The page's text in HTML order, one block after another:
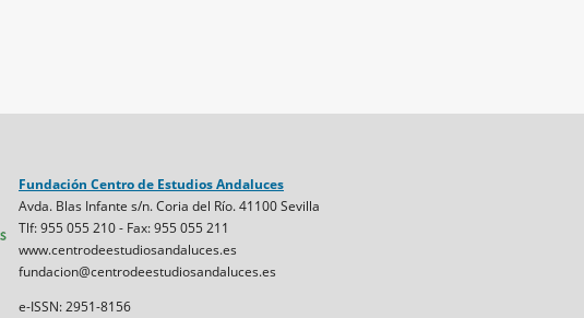
Fundación Centro de Estudios Andaluces
Avda. Blas Infante s/n. Coria del Río. 41100 Sevilla
Tlf: 955 055 210 - Fax: 955 055 211
www.centrodeestudiosandaluces.es
fundacion@centrodeestudiosandaluces.es
e-ISSN: 2951-8156